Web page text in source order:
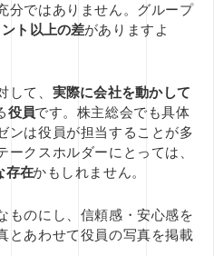
分ではありません。グループ
ト以上の差がありますよ
して、 実際に会社を動かして
役員です。株主総会でも具体
ンは役員が担当することが多
ークスホルダーにとっては、
存在かもしれません。
ものにし、信頼感・安心感を
とあわせて役員の写真を掲載